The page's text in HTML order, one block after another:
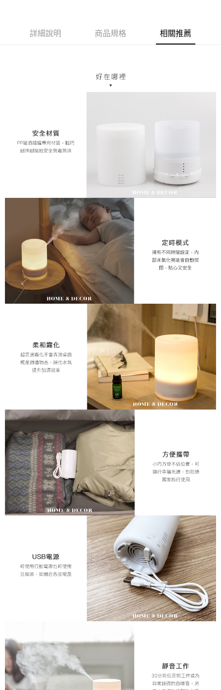
２．訂單成立數日內，您將收到繳費通知簡訊。
３．收到繳費通知簡訊後14天內，點擊此簡訊中的連結，可透過四大超商／
ATM／網路銀行／等多元方式進行付款，方視為交易完成。
※ 交易是否成功請以「AFTEE先享後付 」之結帳頁面顯示為準，若有關於
是否繳費成功／繳費後需取消欲退款等相關疑問，請聯繫「AFTEE先享後付
易，需依本服務之必要範圍內提供個人資料，並將交易相關給付款項請求債
權轉讓予恩沛科技股份有限公司。
２．關於個人資料處理事宜，請瀏覽以下網址：
３．未成年的使用者請事先徵得法定代理人或監護人之同意方可使用
「AFTEE先享後付」，若未經同意申辦者引起之損失，本公司不負相關責
４．使用「AFTEE先享後付」時，將依據個別帳號之用戶狀況，依本公司即
時審查核予不同之上限額度；若仍有額度不足之情形，本公司將視審查結果
請求用戶進行身份認證。
５．嚴禁一人註冊多個帳號或使用他人資訊註冊。若發現惡意使用之情形，
恩沛科技股份有限公司將有權停止該用戶之使用額度並採取法律行動。
每筆NT$70，滿NT$1,200(含以上)免運費
詳細說明 商品規格 相關推薦